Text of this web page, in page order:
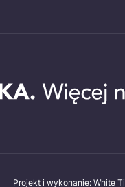
Projekt i wykonanie: White